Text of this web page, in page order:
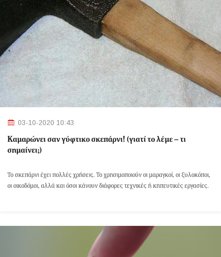
03-10-2020 10:43
Καμαρώνει σαν γύφτικο σκεπάρνι! (γιατί το λέμε – τι
σημαίνει;)
Το σκεπάρνι έχει πολλές χρήσεις. Το χρησιμοποιούν οι μαραγκοί, οι ξυλοκόποι,
οι οικοδόμοι, αλλά και όσοι κάνουν διάφορες τεχνικές ή κηπευτικές εργασίες.